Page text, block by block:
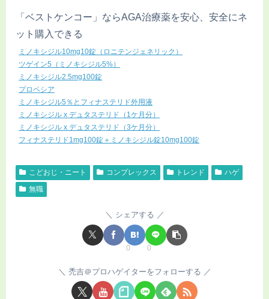
「ベストケンコー」ならAGA治療薬を安心、安全にネ
ット購入できる
ミノキシジル10mg10錠（ロニテンジェネリック）
ツゲイン5（ミノキシジル5%）
ミノキシジル2.5mg100錠
プロペシア
ミノキシジル5％とフィナステリド外用液
ミノキシジル x デュタステリド（1ケ月分）
ミノキシジル x デュタステリド（3ケ月分）
フィナステリド1mg100錠＋ミノキシジル錠10mg100錠
こどおじ・ニート コンプレックス トレンド
ハゲ
無職
シェアする
0 0
禿吉＠プロハゲイターをフォローする